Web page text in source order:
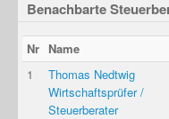
Benachbarte
Nr Name
1
Thomas Nedtwig
Wirtschaftsprüfer /
Steuerberater